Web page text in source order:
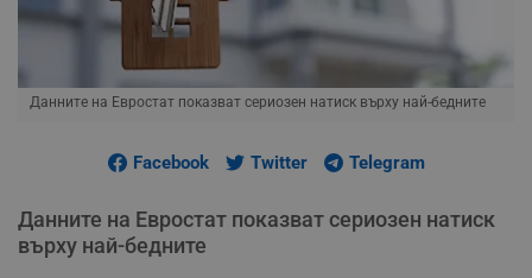
Данните на Евростат показват сериозен натиск върху най-бедните
Facebook Twitter Telegram
Данните на Евростат показват сериозен натиск
върху най-бедните